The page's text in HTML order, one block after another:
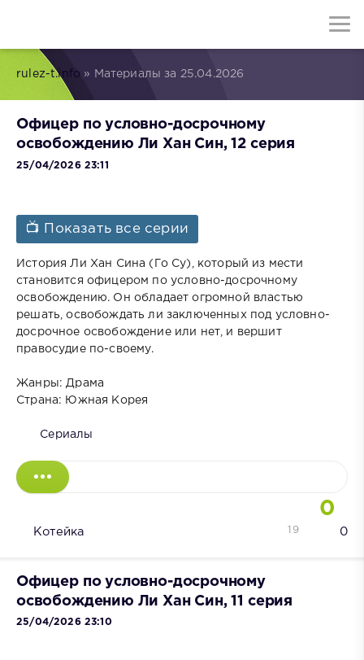
rulez-t.info » Материалы за 25.04.2026
Офицер по условно-досрочному
освобождению Ли Хан Син, 12 серия
25/04/2026 23:11
📺 Показать все серии
История Ли Хан Сина (Го Су), который из мести
становится офицером по условно-досрочному
освобождению. Он обладает огромной властью
решать, освобождать ли заключенных под условно-
досрочное освобождение или нет, и вершит
правосудие по-своему.
Жанры: Драма
Страна: Южная Корея
Сериалы
0
Котейка 0
19
Офицер по условно-досрочному
освобождению Ли Хан Син, 11 серия
25/04/2026 23:10